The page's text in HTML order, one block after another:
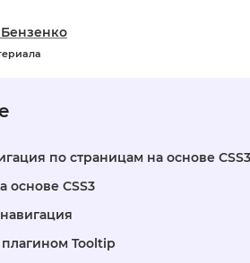
по страницам на основе
основе CSS3
Tooltip